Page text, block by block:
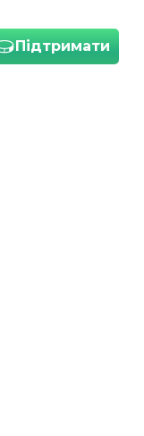
Підтримати